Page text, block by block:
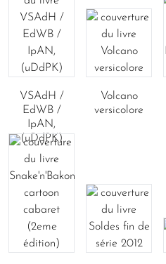
VSAdH /
EdWB /
IpAN,
(uDdPK)
Volcano
versicolore